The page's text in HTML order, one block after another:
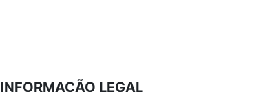
INFORMAÇÃO LEGAL